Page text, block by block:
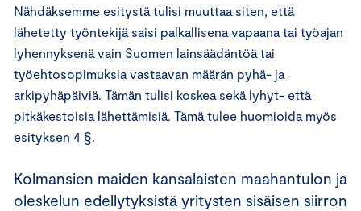
Nähdäksemme esitystä tulisi muuttaa siten, että
lähetetty työntekijä saisi palkallisena vapaana tai työajan
lyhennyksenä vain Suomen lainsäädäntöä tai
työehtosopimuksia vastaavan määrän pyhä- ja
arkipyhäpäiviä. Tämän tulisi koskea sekä lyhyt- että
pitkäkestoisia lähettämisiä. Tämä tulee huomioida myös
esityksen 4 §.
Kolmansien maiden kansalaisten maahantulon ja
oleskelun edellytyksistä yritysten sisäisen siirron